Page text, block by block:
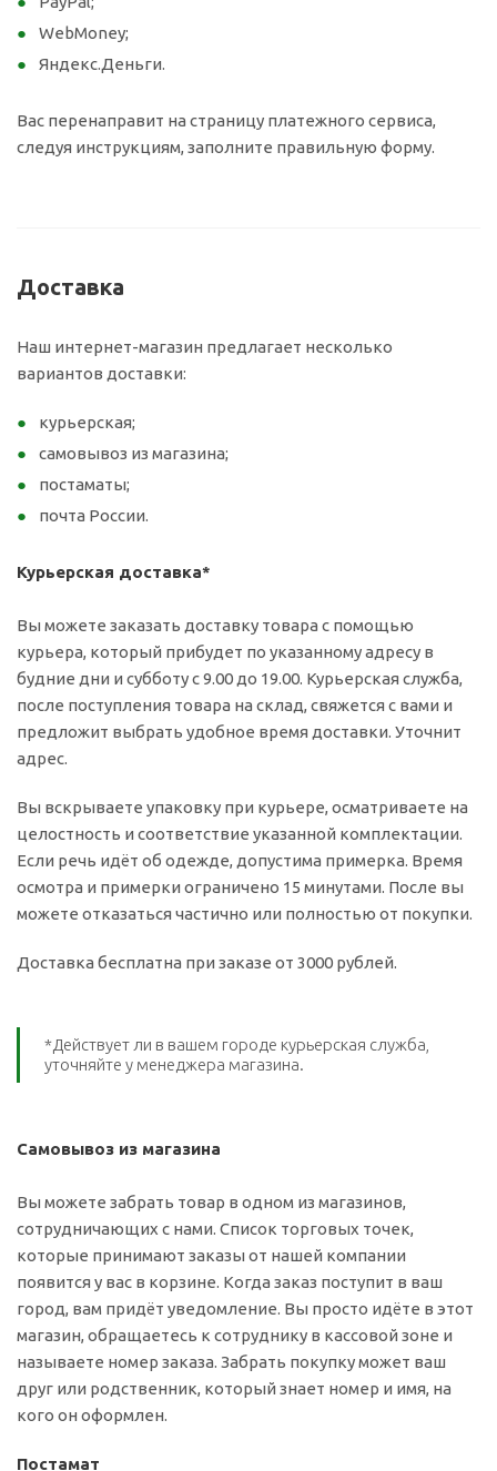
WebMoney;
Яндекс.Деньги.
Вас перенаправит на страницу платежного сервиса,
следуя инструкциям, заполните правильную форму.
Доставка
Наш интернет-магазин предлагает несколько
вариантов доставки:
курьерская;
самовывоз из магазина;
постаматы;
почта России.
Курьерская доставка*
Вы можете заказать доставку товара с помощью
курьера, который прибудет по указанному адресу в
будние дни и субботу с 9.00 до 19.00. Курьерская служба,
после поступления товара на склад, свяжется с вами и
предложит выбрать удобное время доставки. Уточнит
адрес.
Вы вскрываете упаковку при курьере, осматриваете на
целостность и соответствие указанной комплектации.
Если речь идёт об одежде, допустима примерка. Время
осмотра и примерки ограничено 15 минутами. После вы
можете отказаться частично или полностью от покупки.
Доставка бесплатна при заказе от 3000 рублей.
*Действует ли в вашем городе курьерская служба,
уточняйте у менеджера магазина.
Самовывоз из магазина
Вы можете забрать товар в одном из магазинов,
сотрудничающих с нами. Список торговых точек,
которые принимают заказы от нашей компании
появится у вас в корзине. Когда заказ поступит в ваш
город, вам придёт уведомление. Вы просто идёте в этот
магазин, обращаетесь к сотруднику в кассовой зоне и
называете номер заказа. Забрать покупку может ваш
друг или родственник, который знает номер и имя, на
кого он оформлен.
Постамат